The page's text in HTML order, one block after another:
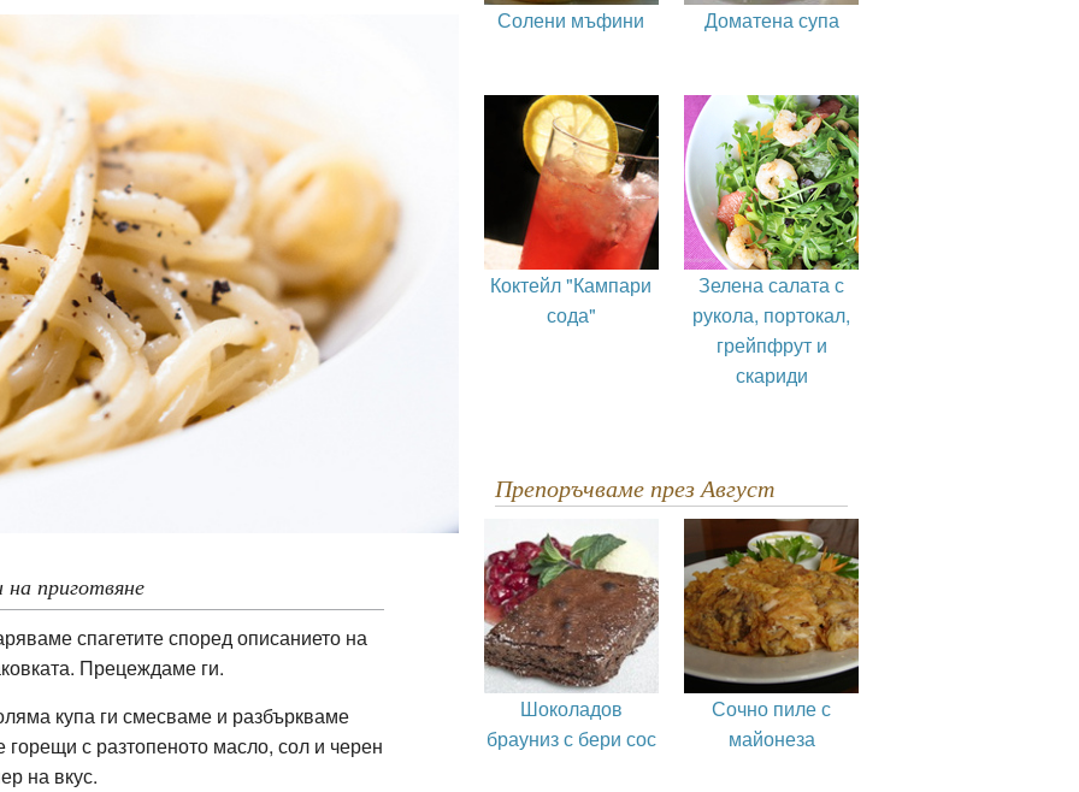
на приготвяне
спагетите според описанието на
Прецеждаме ги.
купа ги смесваме и разбъркваме
горещи с разтопеното масло, сол и черен
на вкус.
Солени мъфини Доматена супа
Коктейл "Кампари
сода"
Зелена салата с
рукола, портокал,
грейпфрут и
скариди
Препоръчваме през Август
Шоколадов
брауниз с бери сос
Сочно пиле с
майонеза